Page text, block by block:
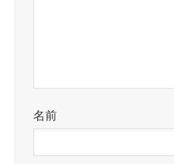
名前